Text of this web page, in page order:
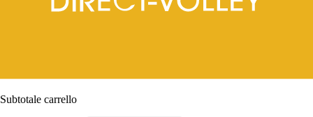
Subtotale carrello